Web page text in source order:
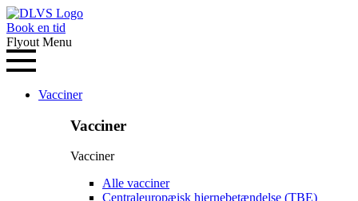
Book en tid
Flyout Menu
Vacciner
Vacciner
Vacciner
Alle vacciner
Centraleuropæisk hjernebetændelse (TBE)